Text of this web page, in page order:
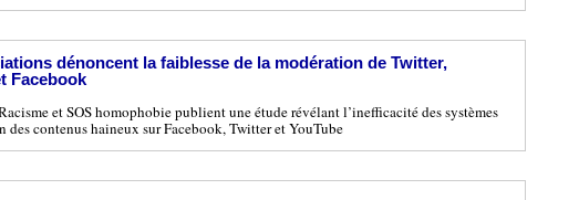
dénoncent la faiblesse de la modération de Twitter,
Facebook
Racisme et SOS homophobie publient une étude révélant l’inefficacité des systèmes
des contenus haineux sur Facebook, Twitter et YouTube